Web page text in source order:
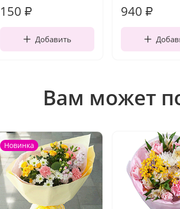
150 ₽
Добавить
940 ₽
Вам может
Новинка